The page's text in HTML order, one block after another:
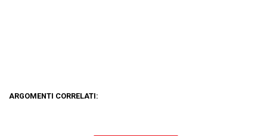
ARGOMENTI CORRELATI: